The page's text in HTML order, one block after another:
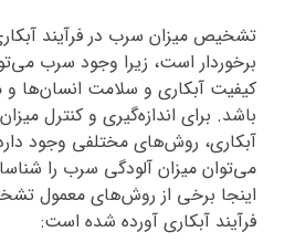
تشخیص میزان سرب در فرآیند
برخوردار است، زیرا وجود سرب
کیفیت آبکاری و سلامت انسان‌ها
باشد. برای اندازه‌گیری و کنترل
آبکاری، روش‌های مختلفی وجود
می‌توان میزان آلودگی سرب را
اینجا برخی از روش‌های معمول
فرآیند آبکاری آورده شده است: